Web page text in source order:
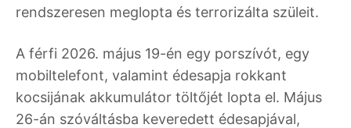
rendszeresen meglopta és terrorizálta szüleit.
A férfi 2026. május 19-én egy porszívót, egy
mobiltelefont, valamint édesapja rokkant
kocsijának akkumulátor töltőjét lopta el. Május
26-án szóváltásba keveredett édesapjával,